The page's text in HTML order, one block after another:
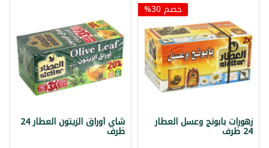
خصم 30%
زهورات بابونج وعسل العطار
24 ظرف
شاي أوراق الزيتون العطار 24
ظرف